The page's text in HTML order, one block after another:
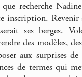
recherche
inscription. Revenir
ses berges.
des modèles,
aux surprises
de termes qui